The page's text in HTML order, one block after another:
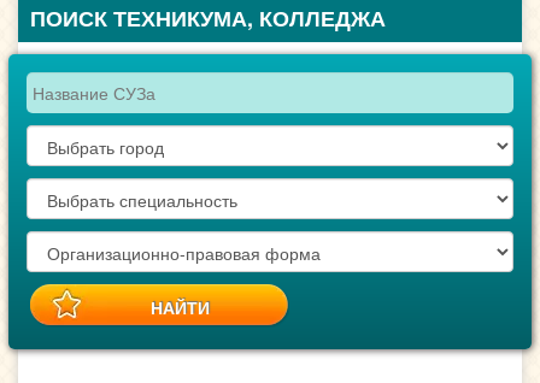
ПОИСК ТЕХНИКУМА, КОЛЛЕДЖА